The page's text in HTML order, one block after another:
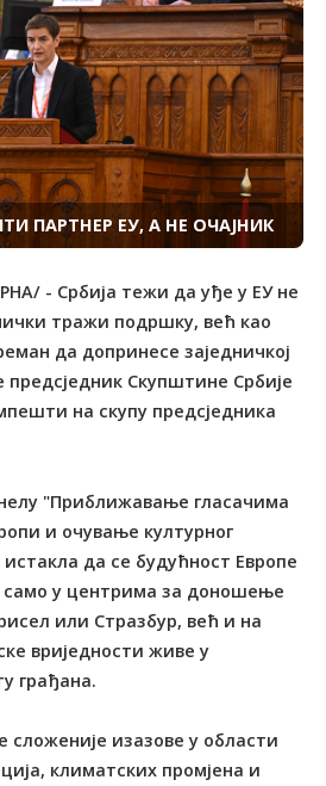
ПАРТНЕР ЕУ, А НЕ ОЧАЈНИК
- Србија тежи да уђе у ЕУ не
тражи подршку, већ као
да допринесе заједничкој
предсједник Скупштине Србије
на скупу предсједника
"Приближавање гласачима
и очување културног
да се будућност Европе
само у центрима за доношење
или Стразбур, већ и на
вриједности живе у
грађана.
сложеније изазове у области
климатских промјена и